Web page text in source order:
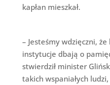
kapłan mieszkał.
– Jesteśmy wdzięczni, że
instytucje dbają o
stwierdził minister
takich wspaniałych